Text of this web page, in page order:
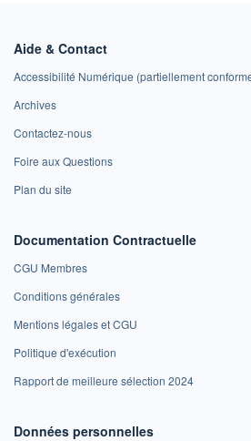
Aide & Contact
Accessibilité Numérique (partiellement
Archives
Contactez-nous
Foire aux Questions
Plan du site
Documentation Contractuelle
CGU Membres
Conditions générales
Mentions légales et CGU
Politique d'exécution
Rapport de meilleure sélection 2024
Données personnelles